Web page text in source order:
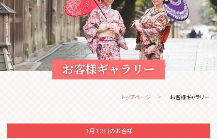
お客様ギャラリー
トップページ お客様ギャラリー
１月１３日のお客様